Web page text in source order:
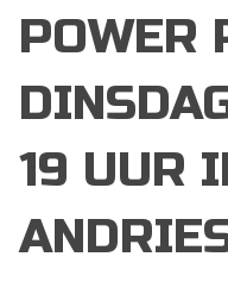
POWER
19 UUR